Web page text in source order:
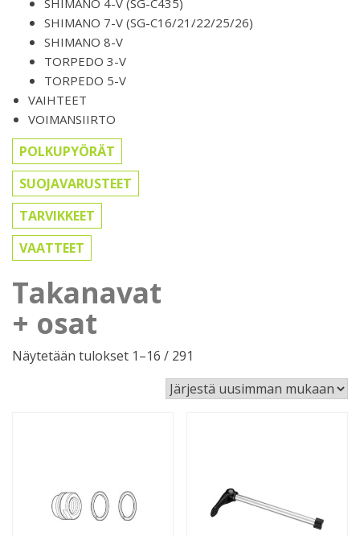
SHIMANO 4-V (SG-C435)
SHIMANO 7-V (SG-C16/21/22/25/26)
SHIMANO 8-V
TORPEDO 3-V
TORPEDO 5-V
VAIHTEET
VOIMANSIIRTO
POLKUPYÖRÄT
SUOJAVARUSTEET
TARVIKKEET
VAATTEET
Takanavat
+ osat
Näytetään tulokset 1–16 / 291
by
latest